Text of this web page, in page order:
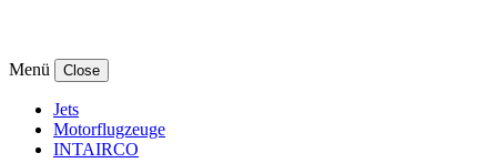
Menü Close
Jets
Motorflugzeuge
INTAIRCO